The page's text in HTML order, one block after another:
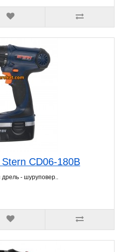
CD06-180B
дрель - шуруповер..